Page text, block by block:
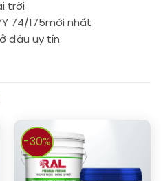
trời
74/175mới nhất
đâu uy tín
-30%